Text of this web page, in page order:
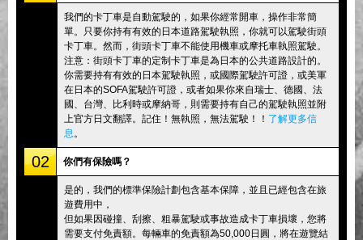
東京秋葉原#2 東京澀谷
東京澀谷附屬 東京灣
東京淺草 大阪
沖繩
我們的卡丁車是自動駕駛的，如果你經常開車，操作非常簡
單。只要你持有有效的日本道路駕駛執照，你就可以駕駛街頭
卡丁車。然而，街頭卡丁車不能使用機車或摩托車執照駕駛。
注意：街頭卡丁車的定制卡丁車是為日本的公共道路設計的。
你需要持有有效的日本駕駛執照，或國際駕駛許可證，或美軍
在日本的SOFA駕駛許可證，或者如果你來自瑞士、德國、法
國、台灣、比利時或摩納哥，則需要持有自己的駕駛執照並附
上官方日文翻譯。記住！無執照，無法駕駛！！ 了解更多信
息 。
02 你們有保險嗎？
是的，我們的標準保險計劃包含基本保障，並且已經包含在旅
遊費用中，
但如果因碰撞、刮擦、粗暴駕駛或事故造成卡丁車損壞，您將
需要支付免責額。每輛車的免責額為50,000日圓，將在遊覽結